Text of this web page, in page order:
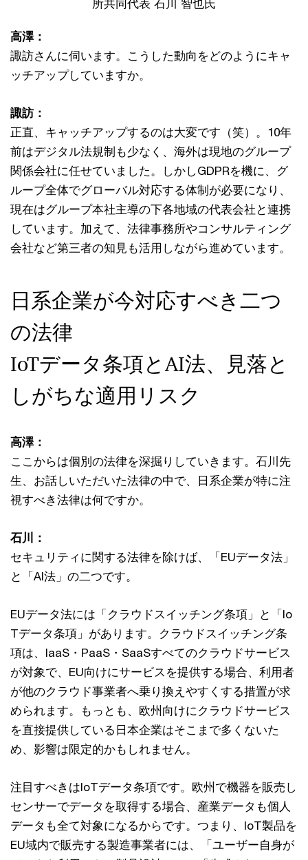
所共同代表 石川 智也氏
高澤：
諏訪さんに伺います。こうした動向をどのようにキャ
ッチアップしていますか。
諏訪：
正直、キャッチアップするのは大変です（笑）。10年
前はデジタル法規制も少なく、海外は現地のグループ
関係会社に任せていました。しかしGDPRを機に、グ
ループ全体でグローバル対応する体制が必要になり、
現在はグループ本社主導の下各地域の代表会社と連携
しています。加えて、法律事務所やコンサルティング
会社など第三者の知見も活用しながら進めています。
日系企業が今対応すべき二つ
の法律
IoTデータ条項とAI法、見落と
しがちな適用リスク
高澤：
ここからは個別の法律を深掘りしていきます。石川先
生、お話しいただいた法律の中で、日系企業が特に注
視すべき法律は何ですか。
石川：
セキュリティに関する法律を除けば、「EUデータ法」
と「AI法」の二つです。
EUデータ法には「クラウドスイッチング条項」と「Io
Tデータ条項」があります。クラウドスイッチング条
項は、IaaS・PaaS・SaaSすべてのクラウドサービス
が対象で、EU向けにサービスを提供する場合、利用者
が他のクラウド事業者へ乗り換えやすくする措置が求
められます。もっとも、欧州向けにクラウドサービス
を直接提供している日本企業はそこまで多くないた
め、影響は限定的かもしれません。
注目すべきはIoTデータ条項です。欧州で機器を販売し
センサーでデータを取得する場合、産業データも個人
データも全て対象になるからです。つまり、IoT製品を
EU域内で販売する製造事業者には、「ユーザー自身が